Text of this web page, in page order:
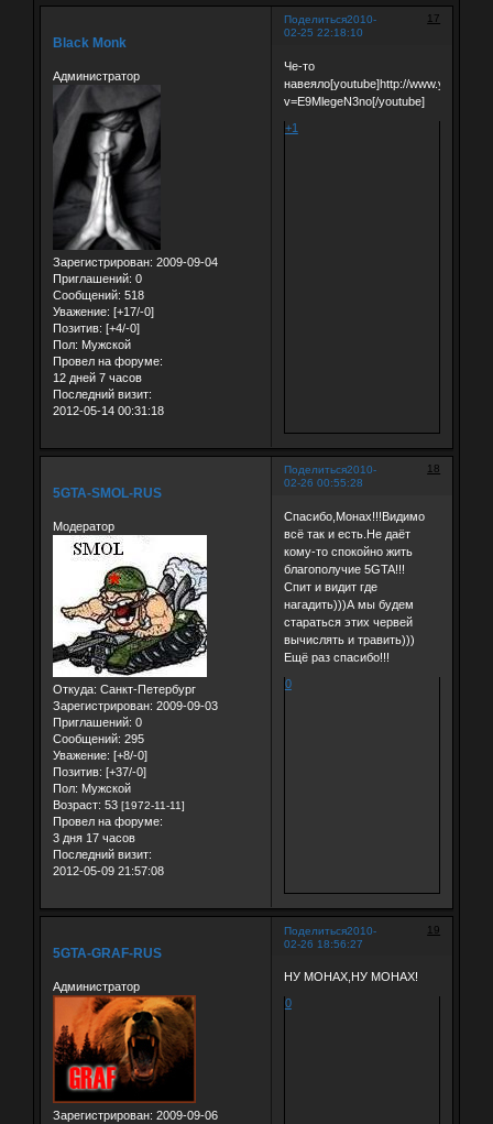
Поделиться 17
2010-
02-25 22:18:10
Black Monk
Администратор
Зарегистрирован: 2009-09-04
Приглашений: 0
Сообщений: 518
Уважение: [+17/-0]
Позитив: [+4/-0]
Пол: Мужской
Провел на форуме:
12 дней 7 часов
Последний визит:
2012-05-14 00:31:18
Че-то
навеяло[youtube]http://
v=E9MlegeN3no[/youtube]
+1
Поделиться 18
2010-
02-26 00:55:28
5GTA-SMOL-RUS
Модератор
Откуда: Санкт-Петербург
Зарегистрирован: 2009-09-03
Приглашений: 0
Сообщений: 295
Уважение: [+8/-0]
Позитив: [+37/-0]
Пол: Мужской
Возраст: 53 [1972-11-11]
Провел на форуме:
3 дня 17 часов
Последний визит:
2012-05-09 21:57:08
Спасибо,Монах!!!Видимо
всё так и есть.Не даёт
кому-то спокойно жить
благополучие 5GTA!!!
Спит и видит где
нагадить)))А мы будем
стараться этих червей
вычислять и травить)))
Ещё раз спасибо!!!
0
Поделиться 19
2010-
02-26 18:56:27
5GTA-GRAF-RUS
Администратор
Зарегистрирован: 2009-09-06
НУ МОНАХ,НУ МОНАХ!
0